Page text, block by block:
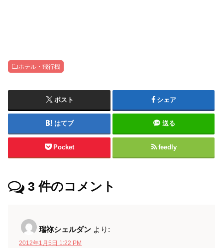
ホテル・飛行機
ポスト シェア
はてブ 送る
Pocket feedly
3 件のコメント
瑞祢シェルダン より:
2012年1月5日 1:22 PM